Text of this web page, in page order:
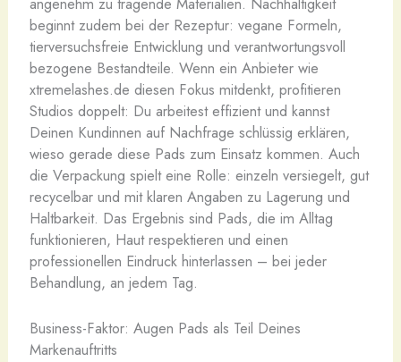
beginnt zudem bei der Rezeptur: vegane Formeln,
tierversuchsfreie Entwicklung und verantwortungsvoll
bezogene Bestandteile. Wenn ein Anbieter wie
xtremelashes.de diesen Fokus mitdenkt, profitieren
Studios doppelt: Du arbeitest effizient und kannst
Deinen Kundinnen auf Nachfrage schlüssig erklären,
wieso gerade diese Pads zum Einsatz kommen. Auch
die Verpackung spielt eine Rolle: einzeln versiegelt, gut
recycelbar und mit klaren Angaben zu Lagerung und
Haltbarkeit. Das Ergebnis sind Pads, die im Alltag
funktionieren, Haut respektieren und einen
professionellen Eindruck hinterlassen – bei jeder
Behandlung, an jedem Tag.
Business-Faktor: Augen Pads als Teil Deines
Markenauftritts